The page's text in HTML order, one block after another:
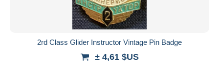
2rd Class Glider Instructor Vintage Pin Badge
± 4,61 $US